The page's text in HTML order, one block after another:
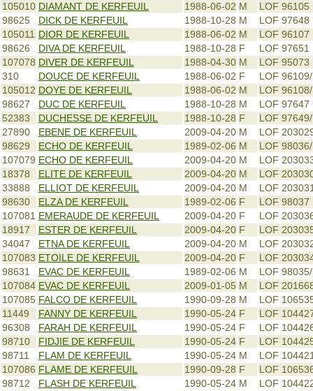
105010 DIAMANT DE KERFEUIL 1988-06-02 M
LOF 96105
98625
DICK DE KERFEUIL 1988-10-28 M
LOF 97648
105011 DIOR DE KERFEUIL 1988-06-02 M
LOF 96107
98626
DIVA DE KERFEUIL 1988-10-28 F
LOF 97651
107078 DIVER DE KERFEUIL 1988-04-30 M
LOF 95073
310
DOUCE DE KERFEUIL 1988-06-02 F
LOF
105012 DOYE DE KERFEUIL 1988-06-02 M
LOF
98627
DUC DE KERFEUIL 1988-10-28 M
LOF 97647
52383
DUCHESSE DE KERFEUIL 1988-10-28 F
LOF
27890
EBENE DE KERFEUIL 2009-04-20 M
LOF
98629
ECHO DE KERFEUIL 1989-02-06 M
LOF
107079 ECHO DE KERFEUIL 2009-04-20 M
LOF
18378
ELITE DE KERFEUIL 2009-04-20 M
LOF
33888
ELLIOT DE KERFEUIL 2009-04-20 M
LOF
98630
ELZA DE KERFEUIL 1989-02-06 F
LOF 98037
107081 EMERAUDE DE KERFEUIL 2009-04-20 F
LOF
18917
ESTER DE KERFEUIL 2009-04-20 F
LOF
34047
ETNA DE KERFEUIL 2009-04-20 M
LOF
107083 ETOILE DE KERFEUIL 2009-04-20 F
LOF
98631
EVAC DE KERFEUIL 1989-02-06 M
LOF
107084 EVAC DE KERFEUIL 2009-01-05 M
LOF
107085 FALCO DE KERFEUIL 1990-09-28 M
LOF
11449
FANNY DE KERFEUIL 1990-05-24 F
LOF
96308
FARAH DE KERFEUIL 1990-05-24 F
LOF
98710
FIDJIE DE KERFEUIL 1990-05-24 F
LOF
98711
FLAM DE KERFEUIL 1990-05-24 M
LOF
107086 FLAME DE KERFEUIL 1990-09-28 F
LOF
98712
FLASH DE KERFEUIL 1990-05-24 M
LOF